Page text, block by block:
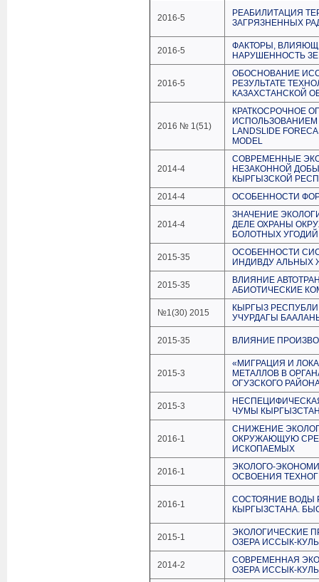
2016-5
РЕАБИЛИТАЦИЯ
ЗАГРЯЗНЕННЫХ
2016-5
ФАКТОРЫ,
НАРУШЕННОСТЬ
2016-5
ОБОСНОВАНИЕ
РЕЗУЛЬТАТЕ
КАЗАХСТАНСКОЙ
2016 № 1(51)
КРАТКОСРОЧНОЕ
ИСПОЛЬЗОВАНИЕМ
LANDSLIDE
MODEL
2014-4
СОВРЕМЕННЫЕ
НЕЗАКОННОЙ
КЫРГЫЗСКОЙ
2014-4
ОСОБЕННОСТИ
2014-4
ЗНАЧЕНИЕ
ДЕЛЕ ОХРАНЫ
БОЛОТНЫХ
2015-35
ОСОБЕННОСТИ
ИНДИВДУ АЛЬНЫХ
2015-35
ВЛИЯНИЕ
АБИОТИЧЕСКИЕ
№1(30) 2015
КЫРГЫЗ
УЧУРДАГЫ
2015-35 ВЛИЯНИЕ
2015-3
«МИГРАЦИЯ И
МЕТАЛЛОВ В
ОГУЗСКОГО
2015-3
ЧУМЫ
2016-1
СНИЖЕНИЕ
ОКРУЖАЮЩУЮ
ИСКОПАЕМЫХ
2016-1
ЭКОЛОГО-
ОСВОЕНИЯ
2016-1
СОСТОЯНИЕ ВОДЫ
КЫРГЫЗСТАНА.
2015-1
ЭКОЛОГИЧЕСКИЕ
ОЗЕРА ИССЫК-КУЛЬ
2014-2
СОВРЕМЕННАЯ
ОЗЕРА ИССЫК-